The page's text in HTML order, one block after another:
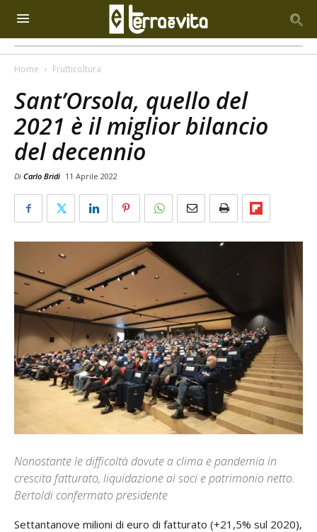
Home Frutticoltura
Sant’Orsola, quello del
2021 è il miglior bilancio
del decennio
Di Carlo Bridi 11 Aprile 2022
Nonostante le difficoltà dovute a clima e pandemia in
crescita fatturato, liquidazione ai soci e patrimonio netto.
Bertoldi confermato presidente
Settantanove milioni di euro di fatturato (+21,5% sul 2020),